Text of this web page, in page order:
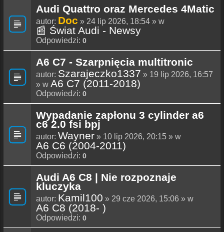
Audi Quattro oraz Mercedes 4Matic
autor: Doc » 24 lip 2026, 18:54 » w
📰 Świat Audi - Newsy
Odpowiedzi: 0
A6 C7 - Szarpnięcia multitronic
autor: Szarajeczko1337 » 19 lip 2026, 16:57
» w A6 C7 (2011-2018)
Odpowiedzi: 0
Wypadanie zapłonu 3 cylinder a6
c6 2.0 fsi bpj
autor: Wayner » 10 lip 2026, 20:15 » w
A6 C6 (2004-2011)
Odpowiedzi: 0
Audi A6 C8 | Nie rozpoznaje
kluczyka
autor: Kamil100 » 29 cze 2026, 15:06 » w
A6 C8 (2018- )
Odpowiedzi: 0